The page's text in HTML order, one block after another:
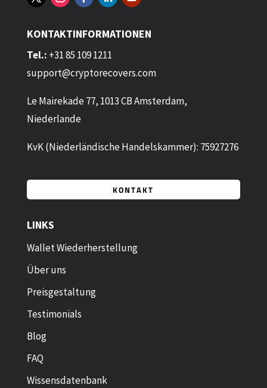
KONTAKTINFORMATIONEN
Tel.: +31 85 109 1211
support@cryptorecovers.com
Le Mairekade 77, 1013 CB Amsterdam,
Niederlande
KvK (Niederländische Handelskammer): 75927276
KONTAKT
LINKS
Wallet Wiederherstellung
Über uns
Preisgestaltung
Testimonials
Blog
FAQ
Wissensdatenbank